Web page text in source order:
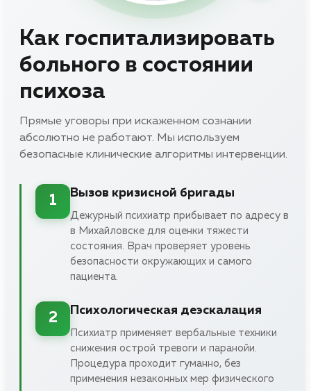
Как госпитализировать
больного в состоянии
психоза
Прямые уговоры при искаженном сознании
абсолютно не работают. Мы используем
безопасные клинические алгоритмы интервенции.
1
Вызов кризисной бригады
Дежурный психиатр прибывает по адресу в
в Михайловске для оценки тяжести
состояния. Врач проверяет уровень
безопасности окружающих и самого
пациента.
2
Психологическая деэскалация
Психиатр применяет вербальные техники
снижения острой тревоги и паранойи.
Процедура проходит гуманно, без
применения незаконных мер физического